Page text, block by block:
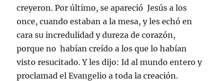
creyeron. Por último, se apareció Jesús a los
once, cuando estaban a la mesa, y les echó en
cara su incredulidad y dureza de corazón,
porque no habían creído a los que lo habían
visto resucitado. Y les dijo: Id al mundo entero y
proclamad el Evangelio a toda la creación.